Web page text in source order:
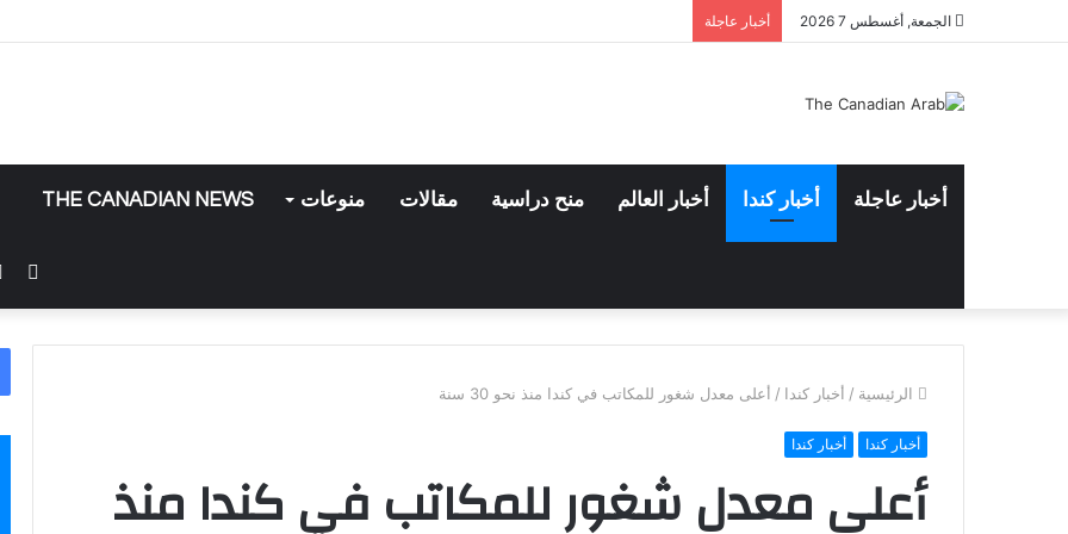
الجمعة, أغسطس 7 2026 أخبار عاجلة
أخبار عاجلة أخبار كندا أخبار العالم منح دراسية مقالات منوعات THE CANADIAN NEWS
الرئيسية / أخبار كندا / أعلى معدل شغور للمكاتب في كندا منذ نحو 30 سنة
أخبار كندا أخبار كندا
أعلى معدل شغور للمكاتب في كندا منذ